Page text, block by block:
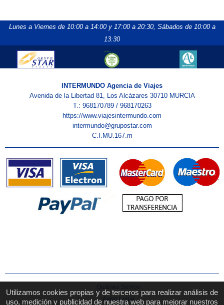
Utilizamos cookies propias y de terceros para realizar análisis de
uso, medición y publicidad de nuestra web para mejorar nuestros
Lunes a Viernes de 10:00 a 14:00 y 17:00 a 20:30, Sábados de 10:00 a
13:30
INTERMUNDO Agencia de Viajes
Avenida de la Libertad 81, Los Alcázares 30710 MURCIA
T.: 968170789 / 968170263
https://www.viajesintermundo.com
intermundo@grupostar.com
C.I.MU.167.m
Quiénes Somos
Aviso Legal